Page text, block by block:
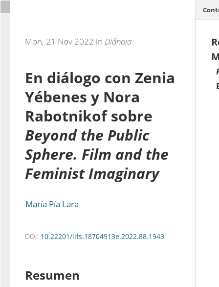
Mon, 21 Nov 2022 in Diánoia
En diálogo con Zenia
Yébenes y Nora
Rabotnikof sobre
Beyond the Public
Sphere. Film and the
Feminist Imaginary
María Pía Lara
DOI: 10.22201/iifs.18704913e.2022.88.1943
Resumen